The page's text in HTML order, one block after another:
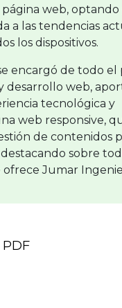
página web,
a las tendencias
los dispositivos.
encargó de todo el
desarrollo web,
tecnológica y
web responsive,
de contenidos
sobre
ofrece Jumar